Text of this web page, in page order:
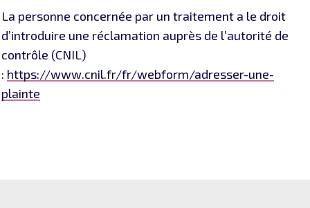
La personne concernée par un traitement a le droit
d’introduire une réclamation auprès de l’autorité de
contrôle (CNIL)
: https://www.cnil.fr/fr/webform/adresser-une-
plainte